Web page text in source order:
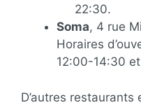
22:30.
Soma, 4 rue
Horaires
12:00-14:30
D’autres